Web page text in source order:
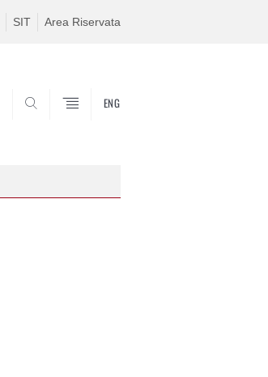
SIT Area Riservata
ENG